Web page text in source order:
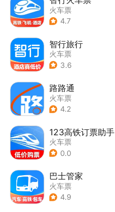
火车票
4.7
智行旅行
火车票
3.6
路路通
火车票
4.2
123高铁订票助手
火车票
0.0
巴士管家
火车票
4.9